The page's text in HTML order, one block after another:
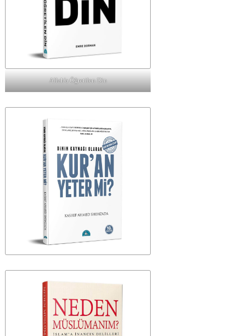
Allah'a Öğretilen Din